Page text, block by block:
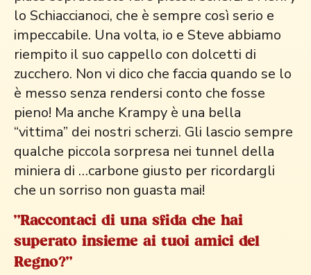
lo Schiaccianoci, che è sempre così serio e
impeccabile. Una volta, io e Steve abbiamo
riempito il suo cappello con dolcetti di
zucchero. Non vi dico che faccia quando se lo
è messo senza rendersi conto che fosse
pieno! Ma anche Krampy è una bella
“vittima” dei nostri scherzi. Gli lascio sempre
qualche piccola sorpresa nei tunnel della
miniera di …carbone giusto per ricordargli
che un sorriso non guasta mai!
"Raccontaci di una sfida che hai
superato insieme ai tuoi amici del
Regno?"